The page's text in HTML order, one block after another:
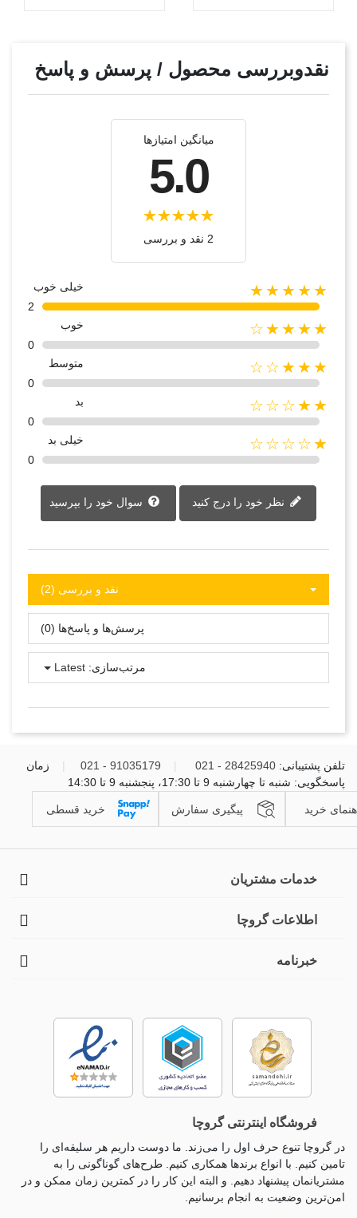
نقدوبررسی محصول / پرسش و پاسخ
میانگین امتیازها
5.0
2 نقد و بررسی‌‌
★★★★★
خیلی خوب
2
★★★★☆
خوب
0
★★★☆☆
متوسط
0
★★☆☆☆
بد
0
★☆☆☆☆
خیلی بد
0
سوال خود را بپرسید
نقد و بررسی‌‌ (2)
پرسش‌ها و پاسخ‌ها (0)
مرتب‌سازی: Latest
تلفن پشتیبانی: 28425940 - 021
91035179 - 021
زمان
پاسخگویی: شنبه تا چهارشنبه 9 تا 17:30، پنجشنبه 9 تا 14:30
خرید پیگیری سفارش خرید قسطی
خدمات مشتریان
اطلاعات گروچا
خبرنامه
فروشگاه اینترنتی گروچا
در گروچا تنوع حرف اول را می‌زند. ما دوست داریم هر سلیقه‌ای را
تامین کنیم. با انواع برندها همکاری کنیم. طرح‌های گوناگونی را به
مشتریانمان پیشنهاد دهیم. و البته این کار را در کمترین زمان ممکن و در
امن‌ترین وضعیت به انجام برسانیم.